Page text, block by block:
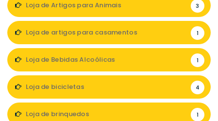
Loja de Artigos para Animais 3
Loja de artigos para casamentos 1
Loja de Bebidas Alcoólicas 1
Loja de bicicletas 4
Loja de brinquedos 1